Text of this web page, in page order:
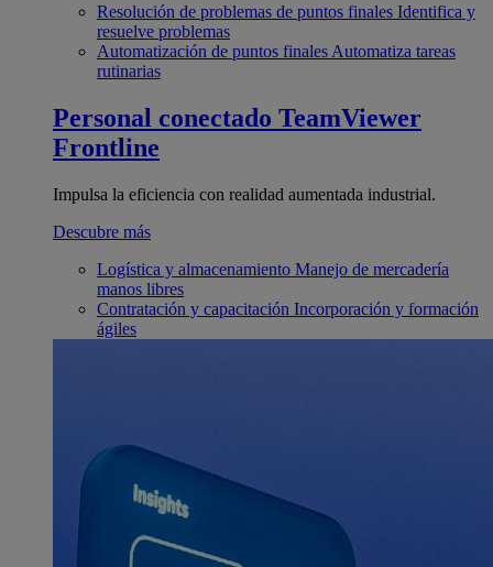
Resolución de problemas de puntos finales Identifica y
resuelve problemas
Automatización de puntos finales Automatiza tareas
rutinarias
Personal conectado TeamViewer
Frontline
Impulsa la eficiencia con realidad aumentada industrial.
Descubre más
Logística y almacenamiento Manejo de mercadería
manos libres
Contratación y capacitación Incorporación y formación
ágiles